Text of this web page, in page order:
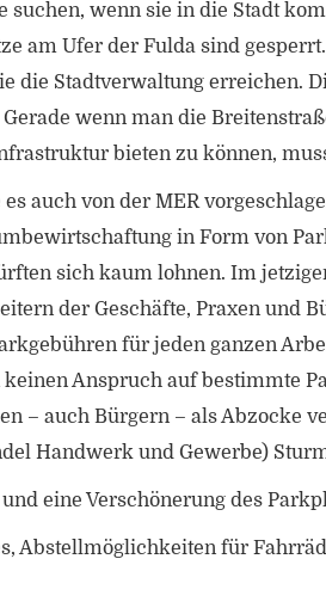
suchen, wenn sie in die Stadt
am Ufer der Fulda sind
die Stadtverwaltung erreichen.
wenn man die
bieten zu können,
es auch von der MER
in Form von
sich kaum lohnen. Im
der Geschäfte, Praxen und
für jeden ganzen
Anspruch auf bestimmte
– auch Bürgern – als Abzocke
Handwerk und Gewerbe)
eine Verschönerung des
Abstellmöglichkeiten für